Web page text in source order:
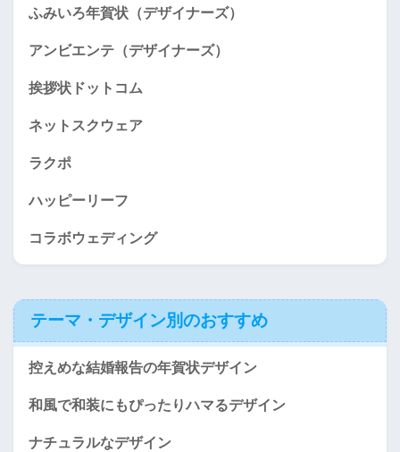
ふみいろ年賀状（デザイナーズ）
アンビエンテ（デザイナーズ）
挨拶状ドットコム
ネットスクウェア
ラクポ
ハッピーリーフ
コラボウェディング
テーマ・デザイン別のおすすめ
控えめな結婚報告の年賀状デザイン
和風で和装にもぴったりハマるデザイン
ナチュラルなデザイン